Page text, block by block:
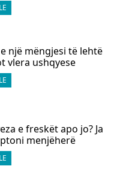
një mëngjesi të lehtë
vlera ushqyese
e freskët apo jo? Ja
menjëherë